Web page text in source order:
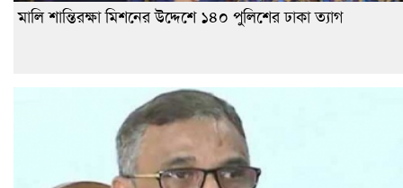
মালি শান্তিরক্ষা মিশনের উদ্দেশে ১৪০ পুলিশের ঢাকা ত্যাগ